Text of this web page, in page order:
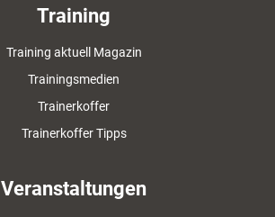
Training
Training aktuell Magazin
Trainingsmedien
Trainerkoffer
Trainerkoffer Tipps
Veranstaltungen